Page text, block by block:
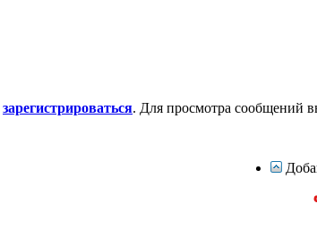
зарегистрироваться. Для просмотра сообщений